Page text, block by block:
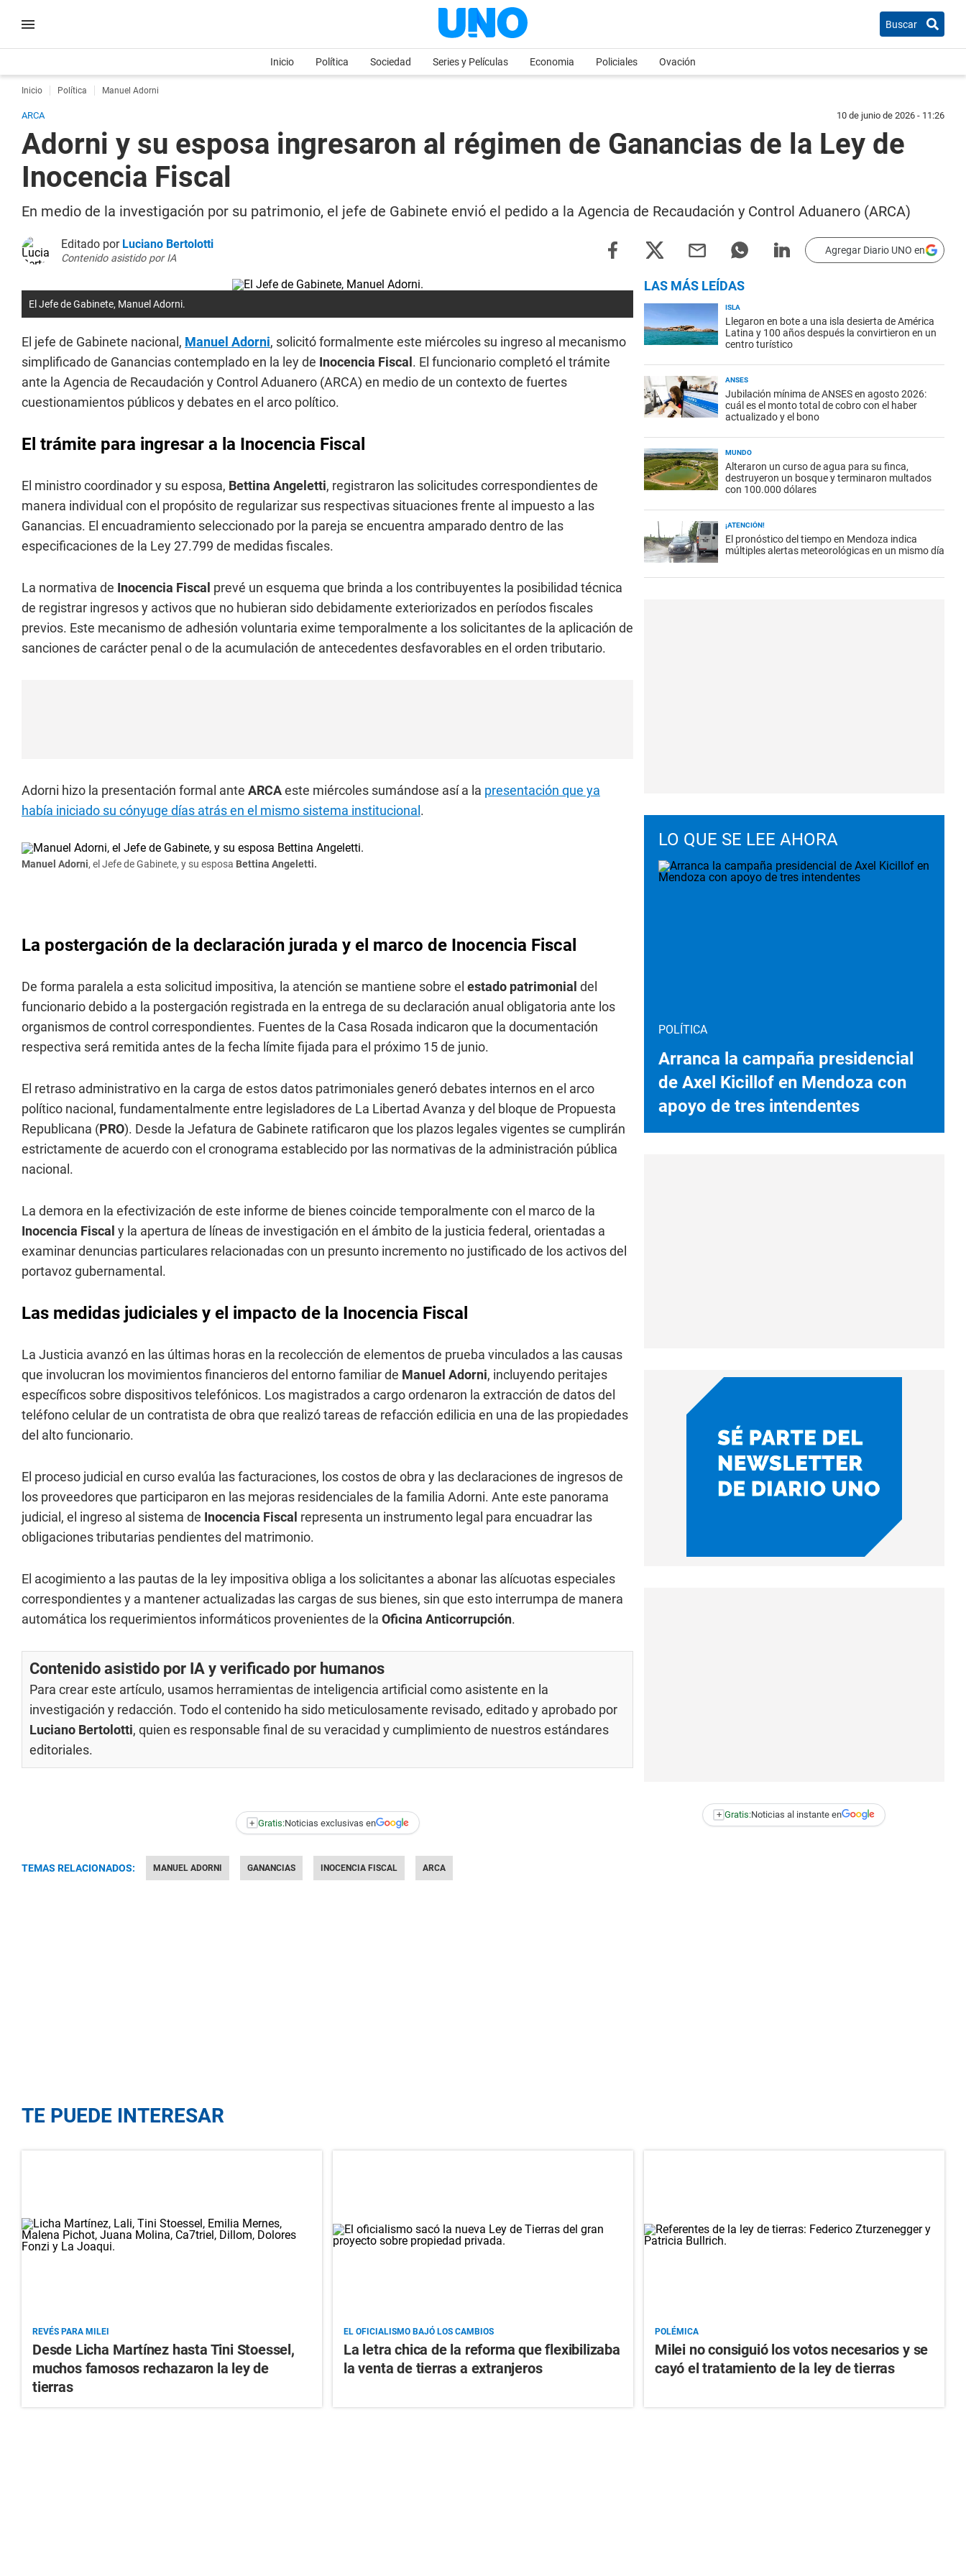
Buscar
Inicio Política Sociedad Series y Películas Economia Policiales Ovación
Inicio Política Manuel Adorni
ARCA 10 de junio de 2026 - 11:26
Adorni y su esposa ingresaron al régimen de Ganancias de la Ley de
Inocencia Fiscal
En medio de la investigación por su patrimonio, el jefe de Gabinete envió el pedido a la Agencia de Recaudación y Control Aduanero (ARCA)
Editado por Luciano Bertolotti
Contenido asistido por IA
Agregar Diario UNO en
El Jefe de Gabinete, Manuel Adorni.
El jefe de Gabinete nacional, Manuel Adorni, solicitó formalmente este miércoles su ingreso al mecanismo
simplificado de Ganancias contemplado en la ley de Inocencia Fiscal . El funcionario completó el trámite
ante la Agencia de Recaudación y Control Aduanero (ARCA) en medio de un contexto de fuertes
cuestionamientos públicos y debates en el arco político.
El trámite para ingresar a la Inocencia Fiscal
El ministro coordinador y su esposa, Bettina Angeletti, registraron las solicitudes correspondientes de
manera individual con el propósito de regularizar sus respectivas situaciones frente al impuesto a las
Ganancias. El encuadramiento seleccionado por la pareja se encuentra amparado dentro de las
especificaciones de la Ley 27.799 de medidas fiscales.
La normativa de Inocencia Fiscal prevé un esquema que brinda a los contribuyentes la posibilidad técnica
de registrar ingresos y activos que no hubieran sido debidamente exteriorizados en períodos fiscales
previos. Este mecanismo de adhesión voluntaria exime temporalmente a los solicitantes de la aplicación de
sanciones de carácter penal o de la acumulación de antecedentes desfavorables en el orden tributario.
Adorni hizo la presentación formal ante ARCAeste miércoles sumándose así a la presentación que ya
había iniciado su cónyuge días atrás en el mismo sistema institucional .
Manuel Adorni, el Jefe de Gabinete, y su esposa Bettina Angeletti.
La postergación de la declaración jurada y el marco de Inocencia Fiscal
De forma paralela a esta solicitud impositiva, la atención se mantiene sobre el estado patrimonial del
funcionario debido a la postergación registrada en la entrega de su declaración anual obligatoria ante los
organismos de control correspondientes. Fuentes de la Casa Rosada indicaron que la documentación
respectiva será remitida antes de la fecha límite fijada para el próximo 15 de junio.
El retraso administrativo en la carga de estos datos patrimoniales generó debates internos en el arco
político nacional, fundamentalmente entre legisladores de La Libertad Avanza y del bloque de Propuesta
Republicana (PRO). Desde la Jefatura de Gabinete ratificaron que los plazos legales vigentes se cumplirán
estrictamente de acuerdo con el cronograma establecido por las normativas de la administración pública
nacional.
La demora en la efectivización de este informe de bienes coincide temporalmente con el marco de la
Inocencia Fiscal y la apertura de líneas de investigación en el ámbito de la justicia federal, orientadas a
examinar denuncias particulares relacionadas con un presunto incremento no justificado de los activos del
portavoz gubernamental.
Las medidas judiciales y el impacto de la Inocencia Fiscal
La Justicia avanzó en las últimas horas en la recolección de elementos de prueba vinculados a las causas
que involucran los movimientos financieros del entorno familiar de Manuel Adorni, incluyendo peritajes
específicos sobre dispositivos telefónicos. Los magistrados a cargo ordenaron la extracción de datos del
teléfono celular de un contratista de obra que realizó tareas de refacción edilicia en una de las propiedades
del alto funcionario.
El proceso judicial en curso evalúa las facturaciones, los costos de obra y las declaraciones de ingresos de
los proveedores que participaron en las mejoras residenciales de la familia Adorni. Ante este panorama
judicial, el ingreso al sistema de Inocencia Fiscal representa un instrumento legal para encuadrar las
obligaciones tributarias pendientes del matrimonio.
El acogimiento a las pautas de la ley impositiva obliga a los solicitantes a abonar las alícuotas especiales
correspondientes y a mantener actualizadas las cargas de sus bienes, sin que esto interrumpa de manera
automática los requerimientos informáticos provenientes de la Oficina Anticorrupción.
Contenido asistido por IA y verificado por humanos
Para crear este artículo, usamos herramientas de inteligencia artificial como asistente en la
investigación y redacción. Todo el contenido ha sido meticulosamente revisado, editado y aprobado por
Luciano Bertolotti, quien es responsable final de su veracidad y cumplimiento de nuestrosestándares
editoriales.
+ Gratis:Noticias exclusivas en
TEMAS RELACIONADOS: MANUEL ADORNI GANANCIAS INOCENCIA FISCAL ARCA
LAS MÁS LEÍDAS
ISLA
Llegaron en bote a una isla desierta de América
Latina y 100 años después la convirtieron en un
centro turístico
ANSES
Jubilación mínima de ANSES en agosto 2026:
cuál es el monto total de cobro con el haber
actualizado y el bono
MUNDO
Alteraron un curso de agua para su finca,
destruyeron un bosque y terminaron multados
con 100.000 dólares
¡ATENCIÓN!
El pronóstico del tiempo en Mendoza indica
múltiples alertas meteorológicas en un mismo día
LO QUE SE LEE AHORA
POLÍTICA
Arranca la campaña presidencial
de Axel Kicillof en Mendoza con
apoyo de tres intendentes
+ Gratis:Noticias al instante en
TE PUEDE INTERESAR
REVÉS PARA MILEI
Desde Licha Martínez hasta Tini Stoessel,
muchos famosos rechazaron la ley de
tierras
EL OFICIALISMO BAJÓ LOS CAMBIOS
La letra chica de la reforma que flexibilizaba
la venta de tierras a extranjeros
POLÉMICA
Milei no consiguió los votos necesarios y se
cayó el tratamiento de la ley de tierras